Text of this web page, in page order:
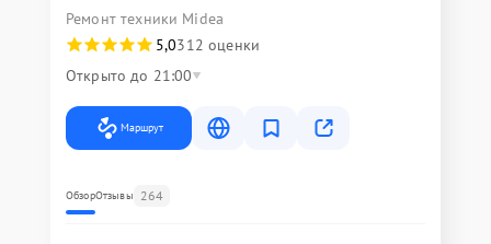
Ремонт техники Midea
5,0312 оценки
Открыто до 21:00
Маршрут
ОбзорОтзывы 264